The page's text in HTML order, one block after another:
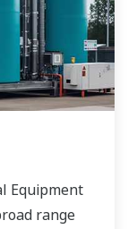
Equipment
range